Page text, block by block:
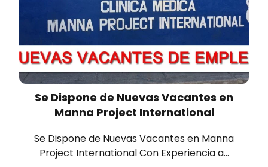
Se Dispone de Nuevas Vacantes en
Manna Project International
Se Dispone de Nuevas Vacantes en Manna
Project International Con Experiencia a…